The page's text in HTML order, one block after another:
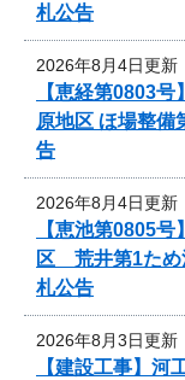
札公告
2026年8月4日更新
【恵経第0803
原地区 ほ場整備
告
2026年8月4日更新
【恵池第0805
区 荒井第1ため
札公告
2026年8月3日更新
【建設工事】河